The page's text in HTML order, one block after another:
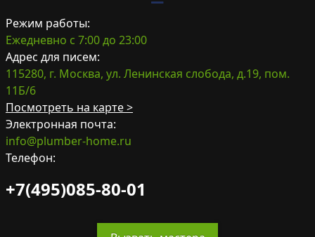
Режим работы:
Ежедневно с 7:00 до 23:00
Адрес для писем:
115280, г. Москва, ул. Ленинская слобода, д.19, пом.
11Б/6
Посмотреть на карте >
Электронная почта:
info@plumber-home.ru
Телефон:
+7(495)085-80-01